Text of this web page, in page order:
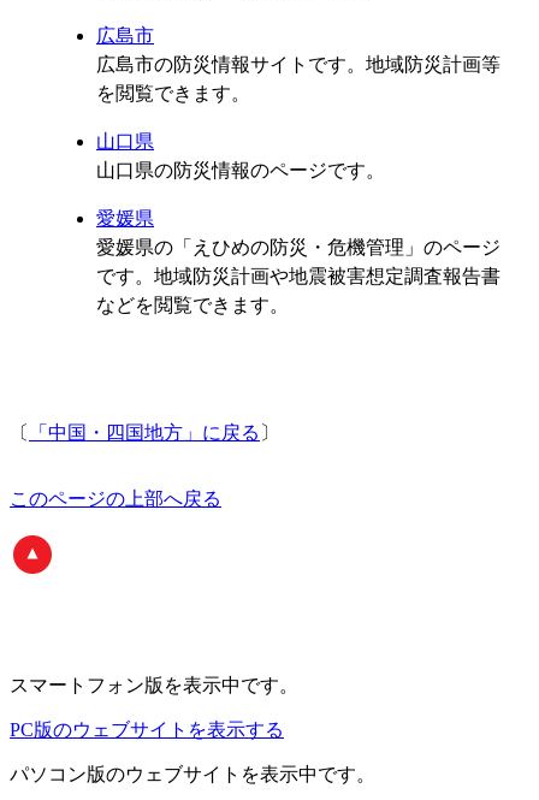
広島市
広島市の防災情報サイトです。地域防災計画等
を閲覧できます。
山口県
山口県の防災情報のページです。
愛媛県
愛媛県の「えひめの防災・危機管理」のページ
です。地域防災計画や地震被害想定調査報告書
などを閲覧できます。
〔 「中国・四国地方」に戻る 〕
このページの上部へ戻る
スマートフォン版 を表示中です。
PC版のウェブサイトを表示する
パソコン版のウェブサイトを表示中です。